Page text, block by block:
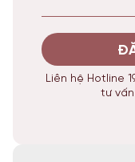
Liên hệ Hotline
tư